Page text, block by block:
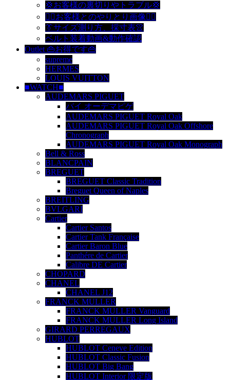
💢お客様の裏切りやトラブル💢
🙆‍♀️お客様とのやりとり画像🙆‍♂️
👔サイズ測り方、採寸表👚
ベルト装着動画&動作確認
Outlet 👜お得です👜
supreme
HERMES
LOUIS VUITTON
■WATCH■
AUDEMARS PIGUET
バイ オーデマピゲ
AUDEMARS PIGUET Royal Oak
AUDEMARS PIGUET Royal Oak Offshore
Chronograph
AUDEMARS PIGUET Royal Oak Monograph
Bell & Ross
BLANCPAIN
BREGUET
BREGUET Classic Tradition
Breguet Queen of Naples
BREITLING
BVLGARI
Cartier
Cartier Santos
Cartier Tank Française
Cartier Baron Blue
Panthére de Cartier
Calibre DE Cartier
CHOPARD
CHANEL
CHANEL J12
FRANCK MULLER
FRANCK MULLER Vanguard
FRANCK MULLER Long Island
GIRARD PERREGAUX
HUBLOT
HUBLOT Ceneve Edition
HUBLOT Classic Fusion
HUBLOT Big Bang
HUBLOT Interior 限定版